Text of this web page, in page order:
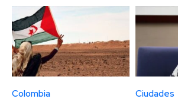
Colombia Ciudades